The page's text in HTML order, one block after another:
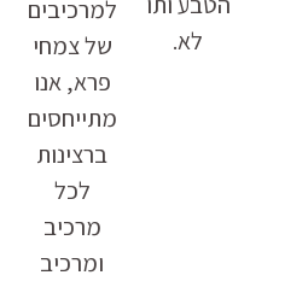
למרכיבים
של צמחי
פרא, אנו
מתייחסים
ברצינות
לכל
מרכיב
ומרכיב
לא.